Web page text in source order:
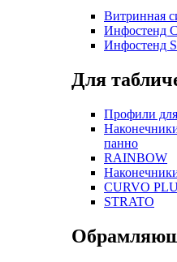
Витринная
Инфостенд
Инфостенд
Для
Профили
панно
RAINBOW
CURVO
STRATO